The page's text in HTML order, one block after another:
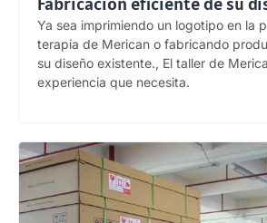
Ya sea imprimiendo un logotipo en la
terapia de Merican o fabricando
su diseño existente., El taller de
experiencia que necesita.